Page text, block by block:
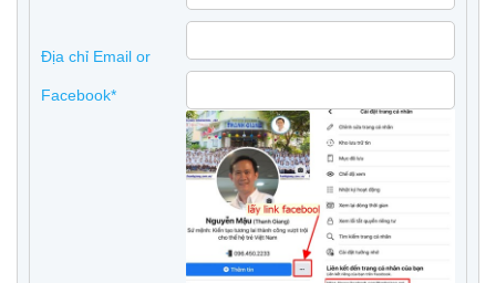
Địa chỉ Email or
Facebook*